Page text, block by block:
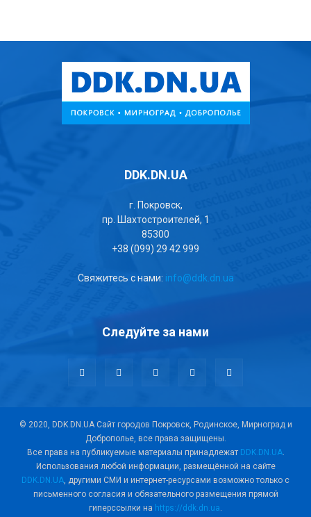
DDK.DN.UA
г. Покровск,
пр. Шахтостроителей, 1
85300
+38 (099) 29 42 999
Свяжитесь с нами: info@ddk.dn.ua
Следуйте за нами
© 2020, DDK.DN.UA Сайт городов Покровск, Родинское, Мирноград и
Доброполье, все права защищены.
Все права на публикуемые материалы принадлежат DDK.DN.UA.
Использования любой информации, размещённой на сайте
DDK.DN.UA, другими СМИ и интернет-ресурсами возможно только с
письменного согласия и обязательного размещения прямой
гиперссылки на https://ddk.dn.ua.